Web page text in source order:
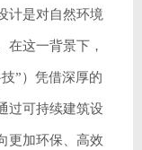
计是对自然环境
在这一背景下，
”）凭借深厚的
过可持续建筑设
更加环保、高效